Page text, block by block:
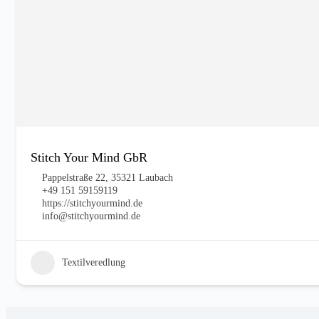
Stitch Your Mind GbR
Pappelstraße 22, 35321 Laubach
+49 151 59159119
https://stitchyourmind.de
info@stitchyourmind.de
Textilveredlung